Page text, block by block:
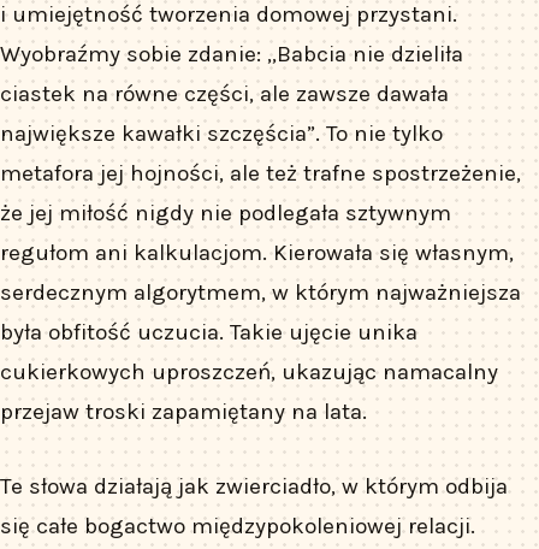
i umiejętność tworzenia domowej przystani.
Wyobraźmy sobie zdanie: „Babcia nie dzieliła
ciastek na równe części, ale zawsze dawała
największe kawałki szczęścia”. To nie tylko
metafora jej hojności, ale też trafne spostrzeżenie,
że jej miłość nigdy nie podlegała sztywnym
regułom ani kalkulacjom. Kierowała się własnym,
serdecznym algorytmem, w którym najważniejsza
była obfitość uczucia. Takie ujęcie unika
cukierkowych uproszczeń, ukazując namacalny
przejaw troski zapamiętany na lata.
Te słowa działają jak zwierciadło, w którym odbija
się całe bogactwo międzypokoleniowej relacji.